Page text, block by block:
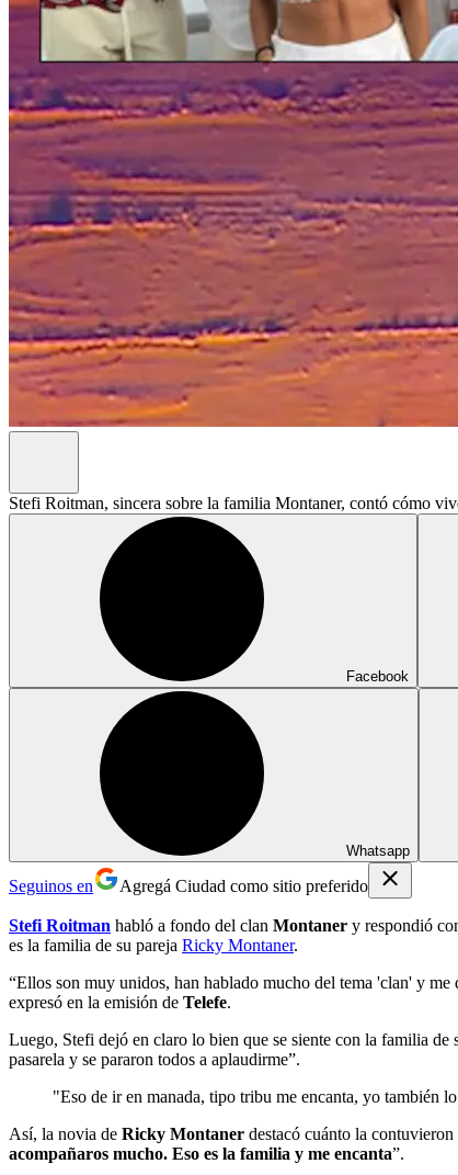
Stefi Roitman, sincera sobre la familia Montaner, contó cómo
Facebook
Whatsapp
Seguinos en Agregá Ciudad como sitio preferido
Stefi Roitman habló a fondo del clan Montaner y respondió
es la familia de su pareja Ricky Montaner.
“Ellos son muy unidos, han hablado mucho del tema 'clan' y
expresó en la emisión de Telefe.
Luego, Stefi dejó en claro lo bien que se siente con la familia de
pasarela y se pararon todos a aplaudirme”.
"Eso de ir en manada, tipo tribu me encanta, yo también
Así, la novia de Ricky Montaner destacó cuánto la
acompañaros mucho. Eso es la familia y me encanta”.